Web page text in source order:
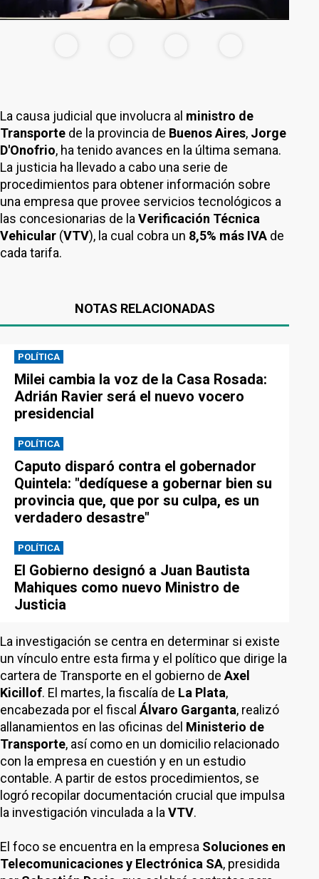
La causa judicial que involucra al ministro de
Transporte de la provincia de Buenos Aires, Jorge
D'Onofrio, ha tenido avances en la última semana.
La justicia ha llevado a cabo una serie de
procedimientos para obtener información sobre
una empresa que provee servicios tecnológicos a
las concesionarias de la Verificación Técnica
Vehicular (VTV), la cual cobra un 8,5% más IVA de
cada tarifa.
NOTAS RELACIONADAS
POLÍTICA
Milei cambia la voz de la Casa Rosada:
Adrián Ravier será el nuevo vocero
presidencial
POLÍTICA
Caputo disparó contra el gobernador
Quintela: "dedíquese a gobernar bien su
provincia que, que por su culpa, es un
verdadero desastre"
POLÍTICA
El Gobierno designó a Juan Bautista
Mahiques como nuevo Ministro de
Justicia
La investigación se centra en determinar si existe
un vínculo entre esta firma y el político que dirige la
cartera de Transporte en el gobierno de Axel
Kicillof. El martes, la fiscalía de La Plata,
encabezada por el fiscal Álvaro Garganta, realizó
allanamientos en las oficinas del Ministerio de
Transporte, así como en un domicilio relacionado
con la empresa en cuestión y en un estudio
contable. A partir de estos procedimientos, se
logró recopilar documentación crucial que impulsa
la investigación vinculada a la VTV.
El foco se encuentra en la empresa Soluciones en
Telecomunicaciones y Electrónica SA, presidida